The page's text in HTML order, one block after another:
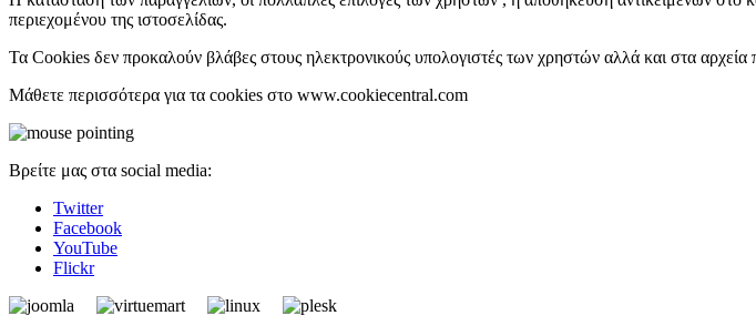
περιεχομένου της ιστοσελίδας.
Τα Cookies δεν προκαλούν βλάβες στους ηλεκτρονικούς υπολογιστές των χρηστών αλλά και στα
Μάθετε περισσότερα για τα cookies στο www.cookiecentral.com
Βρείτε μας στα social media:
Twitter
Facebook
YouTube
Flickr